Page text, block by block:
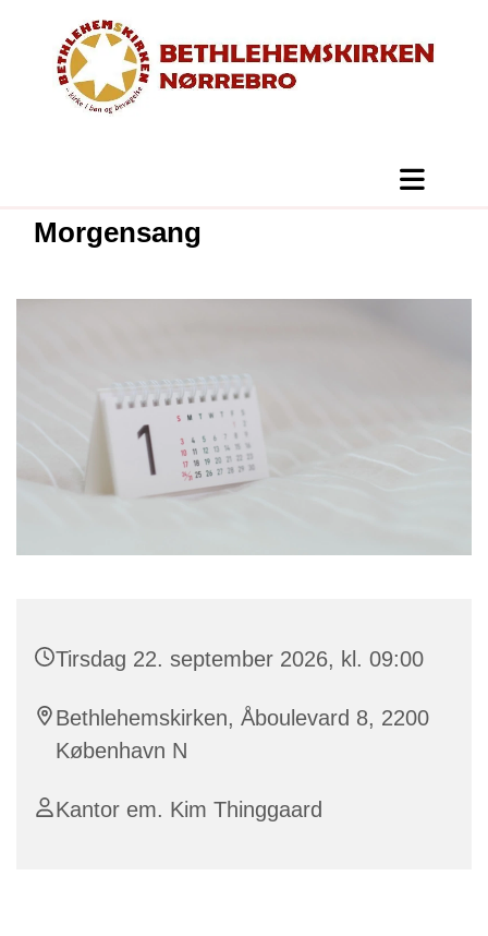
Morgensang
Tirsdag 22. september 2026, kl. 09:00
Bethlehemskirken, Åboulevard 8, 2200
København N
Kantor em. Kim Thinggaard